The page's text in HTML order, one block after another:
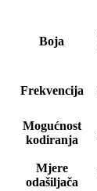
Boja
Frekvencija
Mogućnost
kodiranja
Mjere
odašiljača